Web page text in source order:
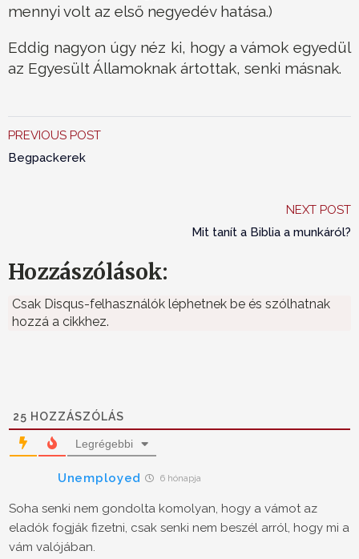
mennyi volt az első negyedév hatása.)
Eddig nagyon úgy néz ki, hogy a vámok egyedül
az Egyesült Államoknak ártottak, senki másnak.
PREVIOUS POST
Begpackerek
NEXT POST
Mit tanít a Biblia a munkáról?
Hozzászólások:
Csak Disqus-felhasználók léphetnek be és szólhatnak
hozzá a cikkhez.
25 HOZZÁSZÓLÁS
Legrégebbi
Unemployed 6 hónapja
Soha senki nem gondolta komolyan, hogy a vámot az
eladók fogják fizetni, csak senki nem beszél arról, hogy mi a
vám valójában.